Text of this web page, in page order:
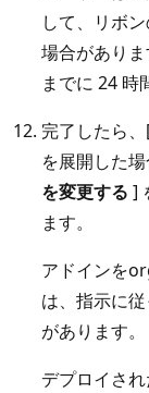
して、リボ
場合があり
までに 24 時
完了したら
を展開した
を変更する ]
ます。
アドインを
は、指示に
があります。
デプロイさ